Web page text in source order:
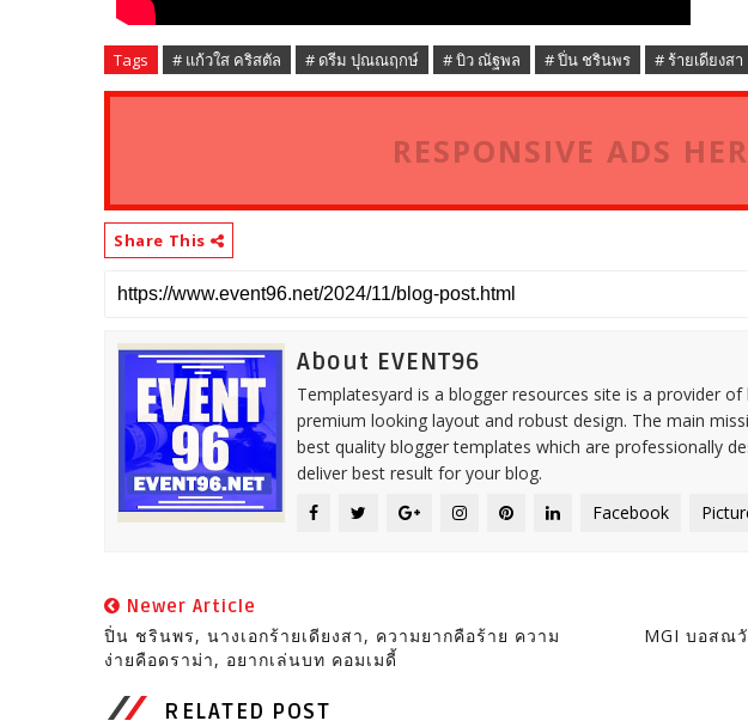
Tags # แก้วใส คริสตัล # ดรีม ปุณณฤกษ์ # บิว ณัฐพล # ปิ่น ชรินพร # ร้ายเดียงสา
RESPONSIVE ADS
Share This
About EVENT96
Templatesyard is a blogger resources site is a provider
premium looking layout and robust design. The main
best quality blogger templates which are professionally
deliver best result for your blog.
Facebook
Newer Article
ปิ่น ชรินพร, นางเอกร้ายเดียงสา, ความยากคือร้าย ความ
ง่ายคือดราม่า, อยากเล่นบท คอมเมดี้
MGI บอสณ
RELATED POST